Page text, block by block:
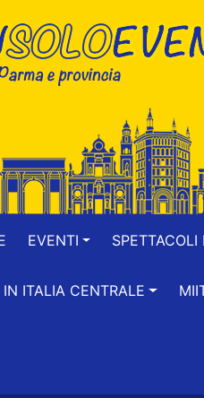
EVENTI
IN ITALIA CENTRALE